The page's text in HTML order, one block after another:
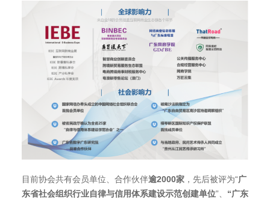
目前协会共有会员单位、合作伙伴逾2000家，先后被评为“广
东省社会组织行业自律与信用体系建设示范创建单位”、 “广东